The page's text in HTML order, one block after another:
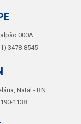
000A
3478-8545
Natal - RN
1138